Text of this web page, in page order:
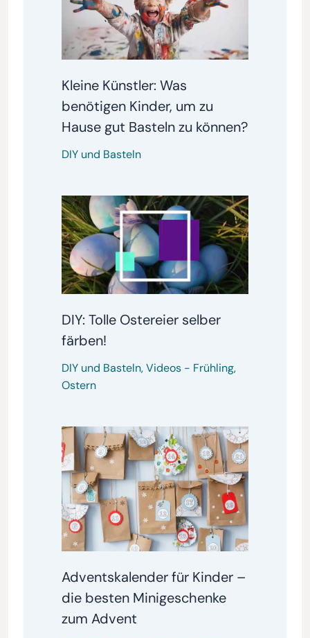
Kleine Künstler: Was
benötigen Kinder, um zu
Hause gut Basteln zu können?
DIY und Basteln
DIY: Tolle Ostereier selber
färben!
DIY und Basteln,Videos- Frühling,
Ostern
Adventskalender für Kinder –
die besten Minigeschenke
zum Advent